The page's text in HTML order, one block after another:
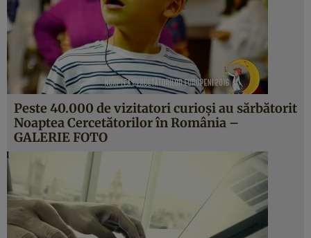
Peste 40.000 de vizitatori curioşi au sărbătorit
Noaptea Cercetătorilor în România –
GALERIE FOTO